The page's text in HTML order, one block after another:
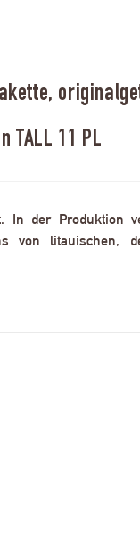
TALL 11 PL
In der Produktion
von litauischen,